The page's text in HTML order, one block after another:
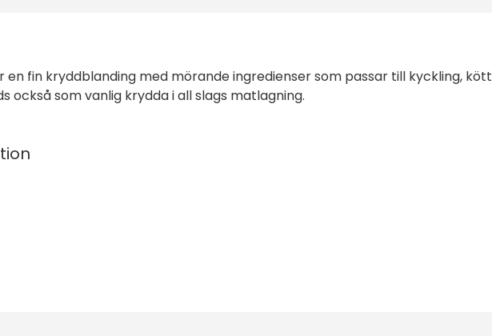
en fin kryddblanding med mörande ingredienser som passar till kyckling, kött
också som vanlig krydda i all slags matlagning.